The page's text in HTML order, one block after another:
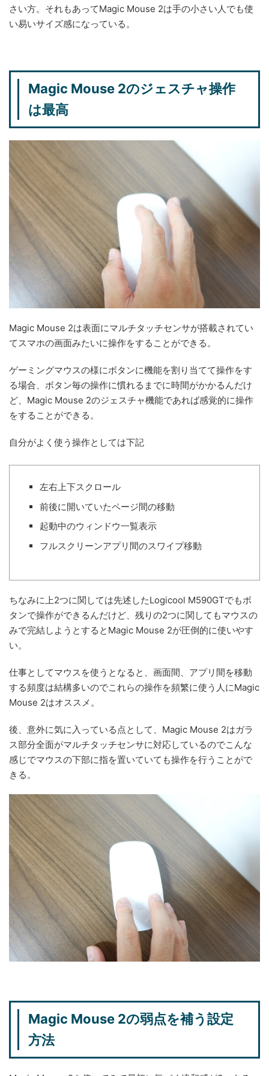
さい方。それもあってMagic Mouse 2は手の小さい人でも使
い易いサイズ感になっている。
Magic Mouse 2のジェスチャ操作
は最高
Magic Mouse 2は表面にマルチタッチセンサが搭載されてい
てスマホの画面みたいに操作をすることができる。
ゲーミングマウスの様にボタンに機能を割り当てて操作をす
る場合、ボタン毎の操作に慣れるまでに時間がかかるんだけ
ど、Magic Mouse 2のジェスチャ機能であれば感覚的に操作
をすることができる。
自分がよく使う操作としては下記
左右上下スクロール
前後に開いていたページ間の移動
起動中のウィンドウ一覧表示
フルスクリーンアプリ間のスワイプ移動
ちなみに上2つに関しては先述したLogicool M590GTでもボ
タンで操作ができるんだけど、残りの2つに関してもマウスの
みで完結しようとするとMagic Mouse 2が圧倒的に使いやす
い。
仕事としてマウスを使うとなると、画面間、アプリ間を移動
する頻度は結構多いのでこれらの操作を頻繁に使う人にMagic
Mouse 2はオススメ。
後、意外に気に入っている点として、Magic Mouse 2はガラ
ス部分全面がマルチタッチセンサに対応しているのでこんな
感じでマウスの下部に指を置いていても操作を行うことがで
きる。
Magic Mouse 2の弱点を補う設定
方法